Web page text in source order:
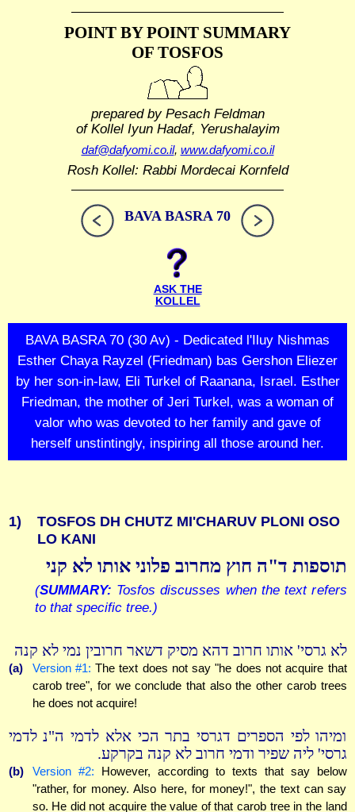
POINT BY POINT SUMMARY
OF TOSFOS
prepared by Pesach Feldman
of Kollel Iyun Hadaf, Yerushalayim
daf@dafyomi.co.il, www.dafyomi.co.il
Rosh Kollel: Rabbi Mordecai Kornfeld
BAVA BASRA 70
ASK THE
KOLLEL
BAVA BASRA 70 (30 Av) - Dedicated l'Iluy Nishmas
Esther Chaya Rayzel (Friedman) bas Gershon Eliezer
by her son-in-law, Eli Turkel of Raanana, Israel. Esther
Friedman, the mother of Jeri Turkel, was a woman of
valor who was devoted to her family and gave of
herself unstintingly, inspiring all those around her.
1)
TOSFOS DH CHUTZ MI'CHARUV PLONI OSO
LO KANI
תוספות ד"ה חוץ מחרוב פלוני אותו לא קני
(SUMMARY: Tosfos discusses when the text refers
to that specific tree.)
לא גרסי' אותו חרוב דהא מסיק דשאר חרובין נמי לא קנה
(a) Version #1: The text does not say "he does not acquire that
carob tree", for we conclude that also the other carob trees
he does not acquire!
ומיהו לפי הספרים דגרסי בתר הכי אלא לדמי ה"נ לדמי
גרסי' ליה שפיר ודמי חרוב לא קנה בקרקע.
(b) Version #2: However, according to texts that say below
"rather, for money. Also here, for money!", the text can say
so. He did not acquire the value of that carob tree in the land